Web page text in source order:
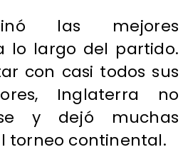
las mejores
lo largo del partido.
con casi todos sus
Inglaterra no
y dejó muchas
torneo continental.